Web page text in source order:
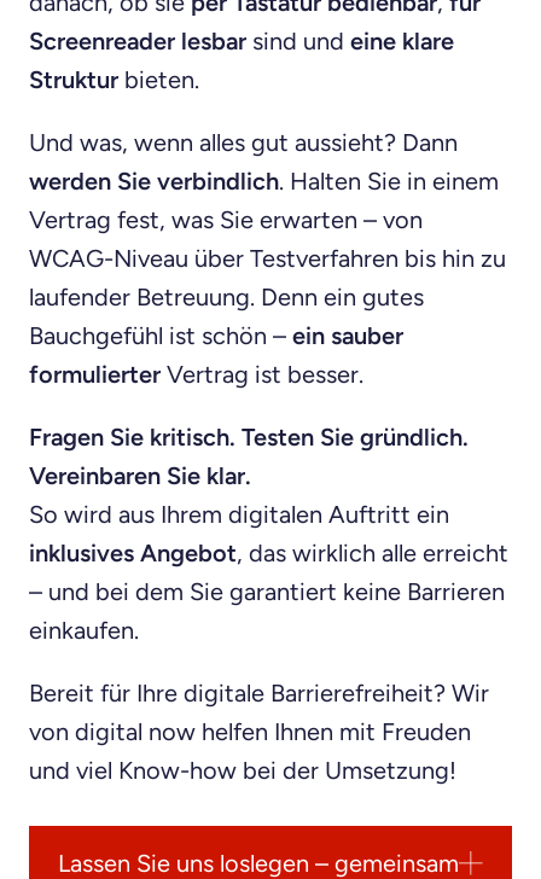
Screenreader lesbar sind und eine klare
Struktur bieten.
Und was, wenn alles gut aussieht? Dann
werden Sie verbindlich. Halten Sie in einem
Vertrag fest, was Sie erwarten – von
WCAG-Niveau über Testverfahren bis hin zu
laufender Betreuung. Denn ein gutes
Bauchgefühl ist schön – ein sauber
formulierter Vertrag ist besser.
Fragen Sie kritisch. Testen Sie gründlich.
Vereinbaren Sie klar.
So wird aus Ihrem digitalen Auftritt ein
inklusives Angebot, das wirklich alle erreicht
– und bei dem Sie garantiert keine Barrieren
einkaufen.
Bereit für Ihre digitale Barrierefreiheit? Wir
von digital now helfen Ihnen mit Freuden
und viel Know-how bei der Umsetzung!
Lassen Sie uns loslegen – gemeinsam